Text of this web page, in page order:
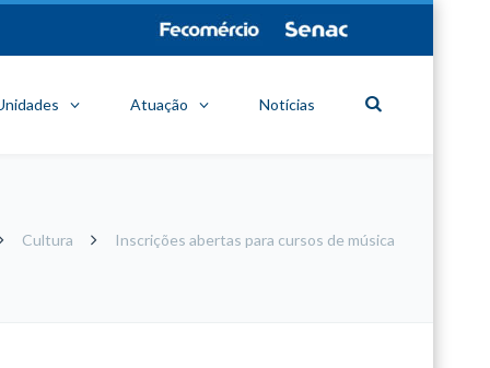
Atuação Notícias
Cultura Inscrições abertas para cursos de música